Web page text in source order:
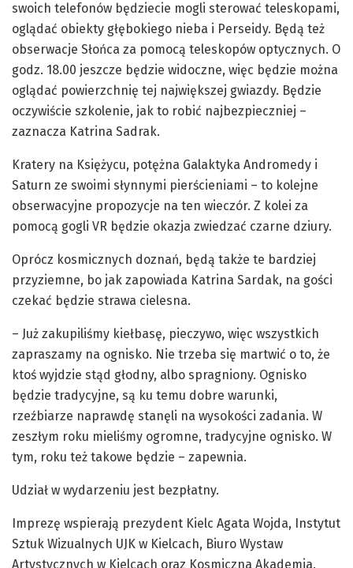
swoich telefonów będziecie mogli sterować teleskopami,
oglądać obiekty głębokiego nieba i Perseidy. Będą też
obserwacje Słońca za pomocą teleskopów optycznych. O
godz. 18.00 jeszcze będzie widoczne, więc będzie można
oglądać powierzchnię tej największej gwiazdy. Będzie
oczywiście szkolenie, jak to robić najbezpieczniej –
zaznacza Katrina Sadrak.
Kratery na Księżycu, potężna Galaktyka Andromedy i
Saturn ze swoimi słynnymi pierścieniami – to kolejne
obserwacyjne propozycje na ten wieczór. Z kolei za
pomocą gogli VR będzie okazja zwiedzać czarne dziury.
Oprócz kosmicznych doznań, będą także te bardziej
przyziemne, bo jak zapowiada Katrina Sardak, na gości
czekać będzie strawa cielesna.
– Już zakupiliśmy kiełbasę, pieczywo, więc wszystkich
zapraszamy na ognisko. Nie trzeba się martwić o to, że
ktoś wyjdzie stąd głodny, albo spragniony. Ognisko
będzie tradycyjne, są ku temu dobre warunki,
rzeźbiarze naprawdę stanęli na wysokości zadania. W
zeszłym roku mieliśmy ogromne, tradycyjne ognisko. W
tym, roku też takowe będzie – zapewnia.
Udział w wydarzeniu jest bezpłatny.
Imprezę wspierają prezydent Kielc Agata Wojda, Instytut
Sztuk Wizualnych UJK w Kielcach, Biuro Wystaw
Artystycznych w Kielcach oraz Kosmiczna Akademia.